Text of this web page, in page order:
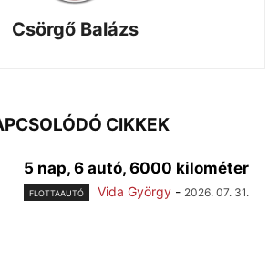
Csörgő Balázs
CIKKEK
5 nap, 6 autó, 6000 kilométer
FLOTTAAUTÓ Vida György - 2026. 07. 31.